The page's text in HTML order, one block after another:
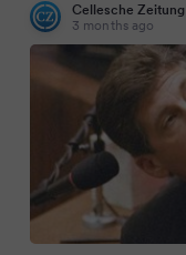
Cellesche Zeitung
3 months ago